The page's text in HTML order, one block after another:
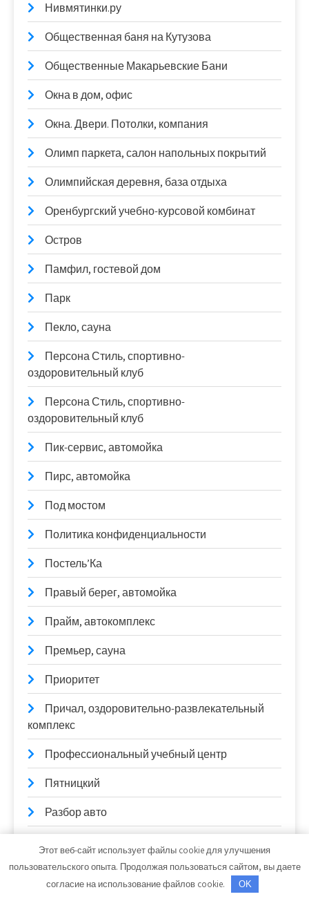
Нивмятинки.ру
Общественная баня на Кутузова
Общественные Макарьевские Бани
Окна в дом, офис
Окна. Двери. Потолки, компания
Олимп паркета, салон напольных покрытий
Олимпийская деревня, база отдыха
Оренбургский учебно-курсовой комбинат
Остров
Памфил, гостевой дом
Парк
Пекло, сауна
Персона Стиль, спортивно-
оздоровительный клуб
Персона Стиль, спортивно-
оздоровительный клуб
Пик-сервис, автомойка
Пирс, автомойка
Под мостом
Политика конфиденциальности
Постель’Ка
Правый берег, автомойка
Прайм, автокомплекс
Премьер, сауна
Приоритет
Причал, оздоровительно-развлекательный
комплекс
Профессиональный учебный центр
Пятницкий
Разбор авто
Райский отдых, сауна
Этот веб-сайт использует файлы cookie для улучшения
пользовательского опыта. Продолжая пользоваться сайтом, вы даете
согласие на использование файлов cookie.
OK